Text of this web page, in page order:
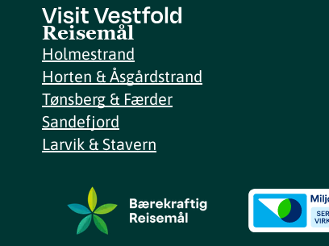
Reisemål
Holmestrand
Horten & Åsgårdstrand
Tønsberg & Færder
Sandefjord
Larvik & Stavern